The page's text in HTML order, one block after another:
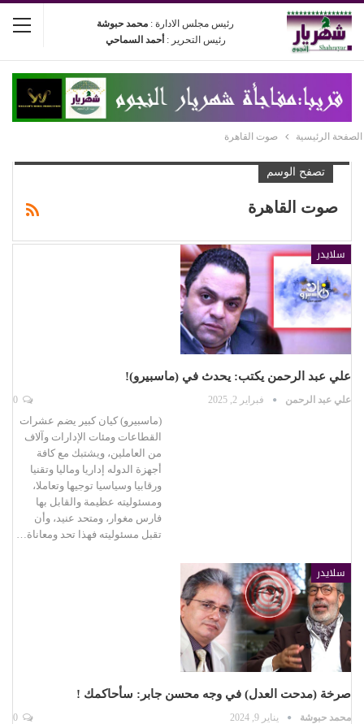
رئيس مجلس الادارة : محمد حبوشة
رئيس التحرير : أحمد السماحي
الصفحة الرئيسية صوت القاهرة
تصفح الوسم
صوت القاهرة
سلايدر
علي عبد الرحمن يكتب: يحدث في (ماسبيرو)!
علي عبد الرحمن فبراير 2, 2025
(ماسبيرو) كيان كبير يضم عشرات
القطاعات ومئات الإدارات وآلاف
من العاملين، ويشتبك مع كافة
أجهزة الدوله إداريا وماليا وتقنيا
ورقابيا وسياسيا توجيها وتعاملا،
ومسئوليته عظيمة والقابل بها
فارس مغوار، ومتحد عنيد، وأن
تقبل مسئوليته فهذا تحد ومعاناة…
سلايدر
صرخة (مدحت العدل) في وجه محسن جابر: سأحاكمك !
محمد حبوشة يناير 9, 2024